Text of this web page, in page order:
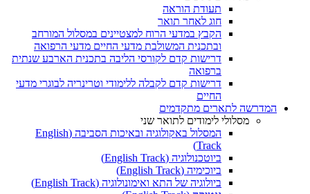
תעודת הוראה
חוג לאחר תואר
הקבץ במדעי הרוח למצטיינים במסלול המורחב
ובתכנית המשולבת מדעי החיים מדעי הרפואה
דרישות קדם לקורסי הליבה בתכנית הארבע שנתית
ברפואה
דרישות קדם לקבלה ללימודי וטרינריה לבוגרי מדעי
החיים
המדרשה לתארים מתקדמים
מסלולי לימודים לתואר שני
המסלול באקולוגיה ובאיכות הסביבה (English
Track)
ביוטכנולוגיה (English Track)
ביוכימיה (English Track)
ביולוגיה של התא ואימונולוגיה (English Track)